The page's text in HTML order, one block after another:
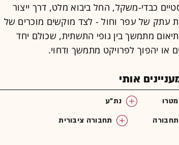
כבדי-משקל, החל ביבוא מלט, דרך ייצור
עתק של עפר וחול - לצד מוקשים מוכרים של
תיאום מתמשך בין גופי התשתית, שכולם יחד
או יהפוך לפרויקט מתמשך ודחוי.
אותי
מטרו
נת"ע
תחבורה ציבורית